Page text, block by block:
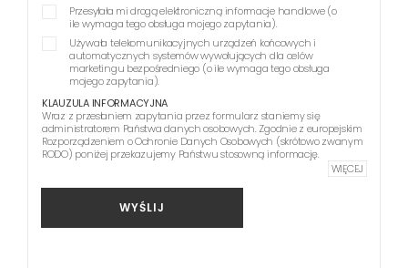
Przesyłała mi drogą elektroniczną informacje handlowe (o
ile wymaga tego obsługa mojego zapytania).
Używała telekomunikacyjnych urządzeń końcowych i
automatycznych systemów wywołujących dla celów
marketingu bezpośredniego (o ile wymaga tego obsługa
mojego zapytania).
KLAUZULA INFORMACYJNA
Wraz z przesłaniem zapytania przez formularz staniemy się
administratorem Państwa danych osobowych. Zgodnie z europejskim
Rozporządzeniem o Ochronie Danych Osobowych (skrótowo zwanym
RODO) poniżej przekazujemy Państwu stosowną informację.
WIĘCEJ
WYŚLIJ